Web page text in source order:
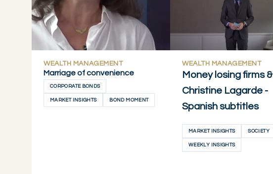
WEALTH MANAGEMENT
Marriage of convenience
CORPORATE BONDS
MARKET INSIGHTS BOND MOMENT
WEALTH MANAGEMENT
Money losing firms &
Christine Lagarde -
Spanish subtitles
MARKET INSIGHTS SOCIETY
WEEKLY INSIGHTS